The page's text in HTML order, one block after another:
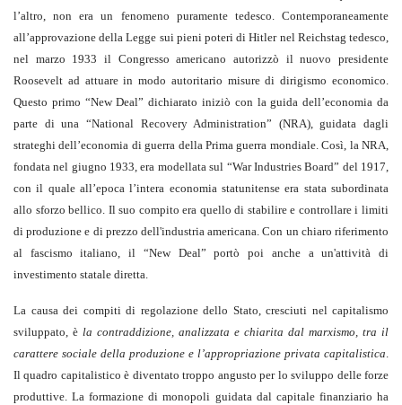
l’altro, non era un fenomeno puramente tedesco. Contemporaneamente
all’approvazione della Legge sui pieni poteri di Hitler nel Reichstag tedesco,
nel marzo 1933 il Congresso americano autorizzò il nuovo presidente
Roosevelt ad attuare in modo autoritario misure di dirigismo economico.
Questo primo “New Deal” dichiarato iniziò con la guida dell’economia da
parte di una “National Recovery Administration” (NRA), guidata dagli
strateghi dell’economia di guerra della Prima guerra mondiale. Così, la NRA,
fondata nel giugno 1933, era modellata sul “War Industries Board” del 1917,
con il quale all’epoca l’intera economia statunitense era stata subordinata
allo sforzo bellico. Il suo compito era quello di stabilire e controllare i limiti
di produzione e di prezzo dell'industria americana. Con un chiaro riferimento
al fascismo italiano, il “New Deal” portò poi anche a un'attività di
investimento statale diretta.
La causa dei compiti di regolazione dello Stato, cresciuti nel capitalismo
sviluppato, è la contraddizione, analizzata e chiarita dal marxismo, tra il
carattere sociale della produzione e l’appropriazione privata capitalistica.
Il quadro capitalistico è diventato troppo angusto per lo sviluppo delle forze
produttive. La formazione di monopoli guidata dal capitale finanziario ha